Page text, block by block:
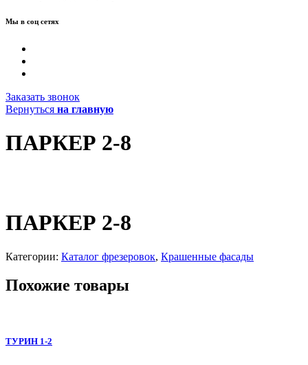
Мы в соц сетях
Заказать звонок
Вернуться на главную
ПАРКЕР 2-8
ПАРКЕР 2-8
Категории: Каталог фрезеровок, Крашенные фасады
Похожие товары
ТУРИН 1-2